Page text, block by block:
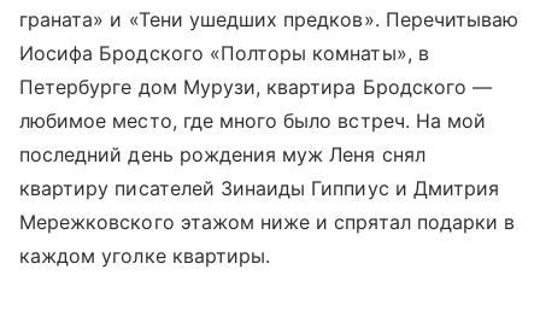
граната» и «Тени ушедших предков». Перечитываю
Иосифа Бродского «Полторы комнаты», в
Петербурге дом Мурузи, квартира Бродского—
любимое место, где много было встреч. На мой
последний день рождения муж Леня снял
квартиру писателей Зинаиды Гиппиус и Дмитрия
Мережковского этажом ниже и спрятал подарки в
каждом уголке квартиры.